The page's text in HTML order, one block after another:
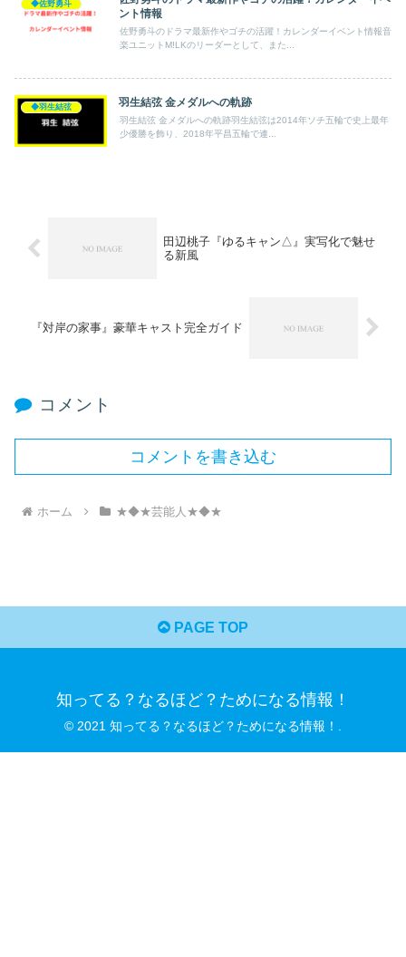
◆佐野勇斗
ント情報
佐野勇斗のドラマ最新作やゴチの活躍！カレンダーイベント情報音
楽ユニットM!LKのリーダーとして、また...
◆羽生結弦 羽生結弦 金メダルへの軌跡
羽生結弦 金メダルへの軌跡羽生結弦は2014年ソチ五輪で史上最年
少優勝を飾り、2018年平昌五輪で連...
田辺桃子『ゆるキャン△』実写化で魅せ
る新風
『対岸の家事』豪華キャスト完全ガイド
コメント
コメントを書き込む
ホーム ★◆★芸能人★◆★
PAGE TOP
知ってる？なるほど？ためになる情報！
© 2021 知ってる？なるほど？ためになる情報！.